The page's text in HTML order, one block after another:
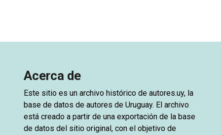
Acerca de
Este sitio es un archivo histórico de autores.uy, la
base de datos de autores de Uruguay. El archivo
está creado a partir de una exportación de la base
de datos del sitio original, con el objetivo de